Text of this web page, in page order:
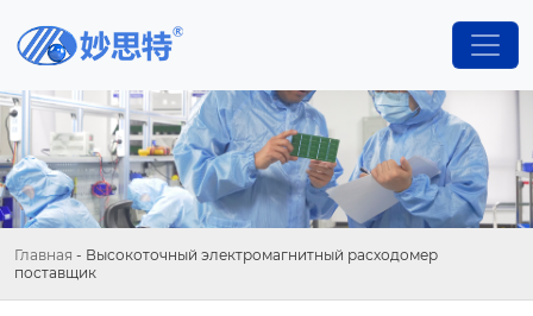
Главная - Высокоточный электромагнитный расходомер
поставщик